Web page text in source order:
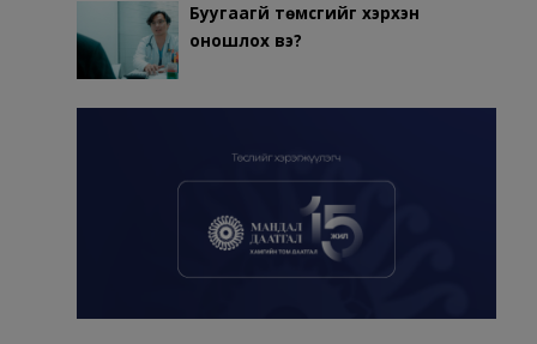
Буугаагүй төмсгийг хэрхэн
оношлох вэ?